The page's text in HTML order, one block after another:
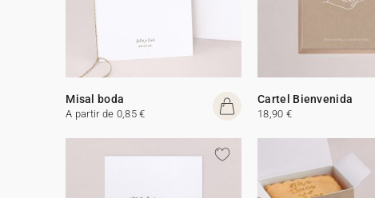
Misal boda
A partir de 0,85 €
Cartel Bienvenida
18,90 €